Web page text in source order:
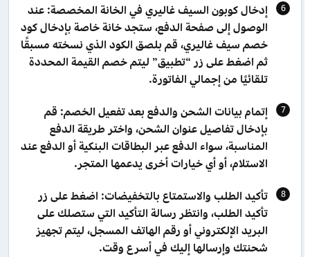
إدخال كوبون السيف غاليري في الخانة المخصصة: عند
الوصول إلى صفحة الدفع، ستجد خانة خاصة بإدخال كود
خصم سيف غاليري، قم بلصق الكود الذي نسخته مسبقًا
ثم اضغط على زر “تطبيق” ليتم خصم القيمة المحددة
تلقائيًا من إجمالي الفاتورة.
إتمام بيانات الشحن والدفع بعد تفعيل الخصم: قم
بإدخال تفاصيل عنوان الشحن، واختر طريقة الدفع
المناسبة، سواء الدفع عبر البطاقات البنكية أو الدفع عند
الاستلام، أو أي خيارات أخرى يدعمها المتجر.
تأكيد الطلب والاستمتاع بالتخفيضات: اضغط على زر
تأكيد الطلب، وانتظر رسالة التأكيد التي ستصلك على
البريد الإلكتروني أو رقم الهاتف المسجل، ليتم تجهيز
شحنتك وإرسالها إليك في أسرع وقت.